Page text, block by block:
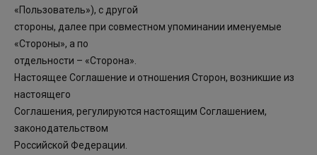
«Пользователь»), с другой
стороны, далее при совместном упоминании именуемые
«Стороны», а по
отдельности – «Сторона».
Настоящее Соглашение и отношения Сторон, возникшие из
настоящего
Соглашения, регулируются настоящим Соглашением,
законодательством
Российской Федерации.